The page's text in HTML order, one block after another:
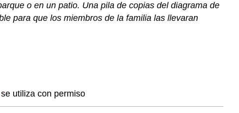
o en un patio. Una pila de copias del diagrama de
para que los miembros de la familia las llevaran
se utiliza con permiso